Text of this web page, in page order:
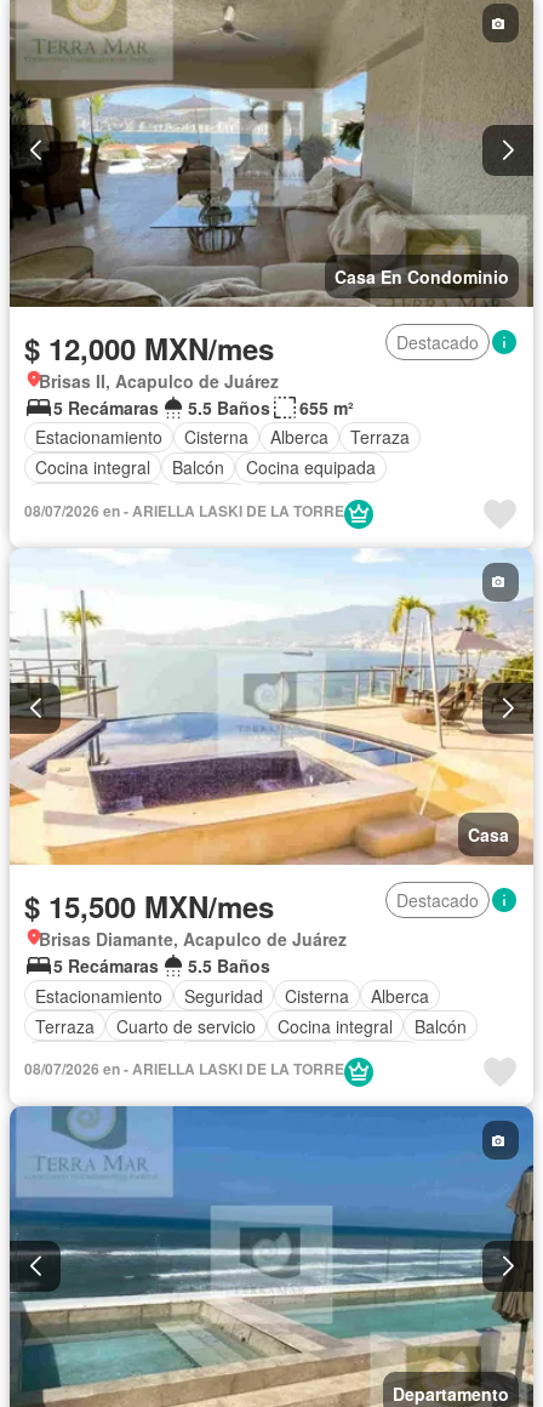
Recámara con closet
Caseta de vigilancia
Wifi
Permite niños
Completamente amueblado
Casa En Condominio
$ 12,000 MXN/mes
Destacado
Brisas II, Acapulco de Juárez
5 Recámaras
5.5 Baños
655 m²
Estacionamiento
Cisterna Alberca
Terraza
Cocina integral
Balcón
Cocina equipada
Televisión por cable
Recámara con closet
Caseta de vigilancia
Permite mascotas
Completamente amueblado
08/07/2026 en - ARIELLA LASKI DE LA TORRE
Casa
$ 15,500 MXN/mes
Destacado
Brisas Diamante, Acapulco de Juárez
5 Recámaras
5.5 Baños
Estacionamiento
Seguridad Cisterna
Alberca
Terraza
Cuarto de servicio Cocina integral
Balcón
Jacuzzi
Recámara con closet
Caseta de vigilancia
Permite mascotas
Completamente amueblado
08/07/2026 en - ARIELLA LASKI DE LA TORRE
Departamento